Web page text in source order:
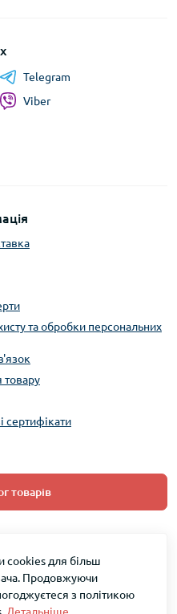
та обробки персональних
товару
сертифікати
товарів
Telegram
Viber
cookies для більш
Продовжуючи
з політикою